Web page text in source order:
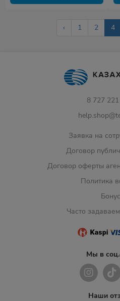
‹ 1 2 4
8 727
Заявка на
Договор
Договор оферты
Политика
Часто
Мы в
Наши